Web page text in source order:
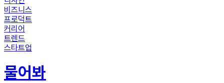
비즈니스
프로덕트
커리어
트렌드
스타트업
물어봐